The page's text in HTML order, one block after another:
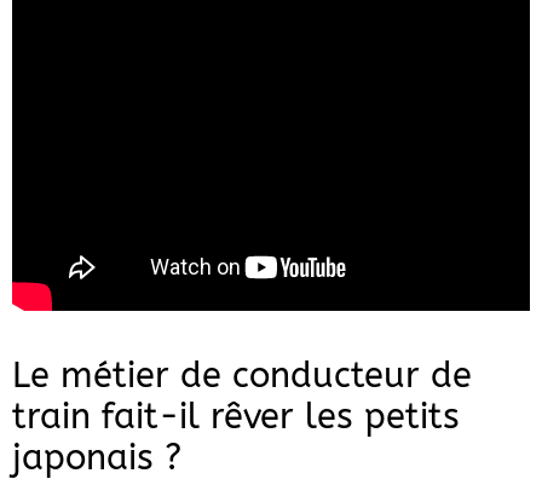
Le métier de conducteur de
train fait-il rêver les petits
japonais ?